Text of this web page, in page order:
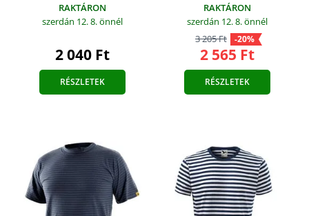
RAKTÁRON
szerdán 12. 8.önnél
2 040 Ft
RÉSZLETEK
RAKTÁRON
szerdán 12. 8.önnél
3 205 Ft
-20%
2 565 Ft
RÉSZLETEK